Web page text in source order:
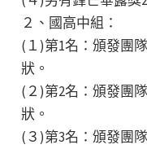
２、國高中組：
(１)第1名：頒發團
狀。
(２)第2名：頒發團
狀。
(３)第3名：頒發團